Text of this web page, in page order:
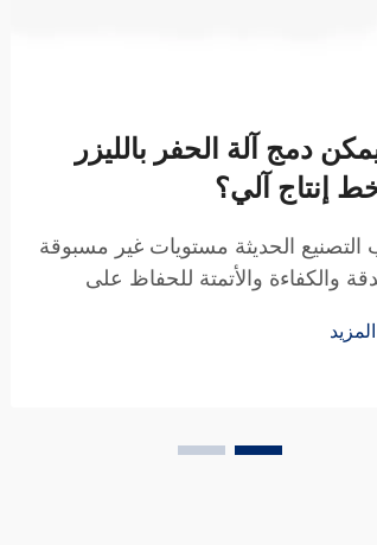
دمج آلة الحفر بالليزر
إنتاج آلي؟
التصنيع الحديثة مستويات غير مسبوقة
والكفاءة والأتمتة للحفاظ على
دمج المعدات المتقدمة في خطوط